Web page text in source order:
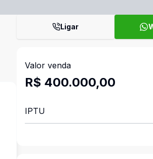
Ligar
Valor venda
R$ 400.000,00
IPTU